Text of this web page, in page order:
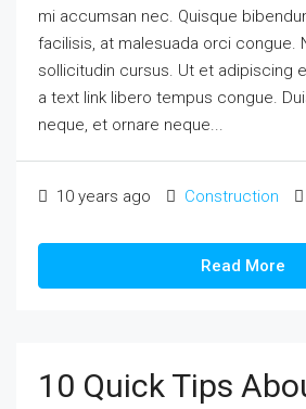
mi accumsan nec. Quisque
facilisis, at malesuada orci congue.
sollicitudin cursus. Ut et adipiscing
a text link libero tempus congue.
neque, et ornare neque...
10 years ago Construction
Read More
10 Quick Tips